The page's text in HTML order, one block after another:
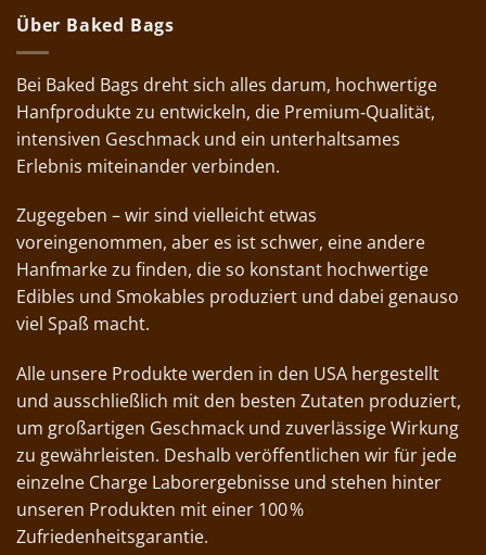
Über Baked Bags
Bei Baked Bags dreht sich alles darum, hochwertige
Hanfprodukte zu entwickeln, die Premium‑Qualität,
intensiven Geschmack und ein unterhaltsames
Erlebnis miteinander verbinden.
Zugegeben – wir sind vielleicht etwas
voreingenommen, aber es ist schwer, eine andere
Hanfmarke zu finden, die so konstant hochwertige
Edibles und Smokables produziert und dabei genauso
viel Spaß macht.
Alle unsere Produkte werden in den USA hergestellt
und ausschließlich mit den besten Zutaten produziert,
um großartigen Geschmack und zuverlässige Wirkung
zu gewährleisten. Deshalb veröffentlichen wir für jede
einzelne Charge Laborergebnisse und stehen hinter
unseren Produkten mit einer 100 %
Zufriedenheitsgarantie.